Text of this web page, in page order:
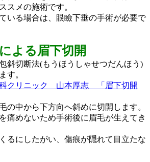
スメの施術です。
いる場合は、眼瞼下垂の手術が必要で
よる眉下切開
斜切断法(もうほうしゃせつだんほう)
す。
の中から下方向へ斜めに切開します。
痛めないため手術後に眉毛が生えてき
るにしたがい、傷痕が隠れて目立たな